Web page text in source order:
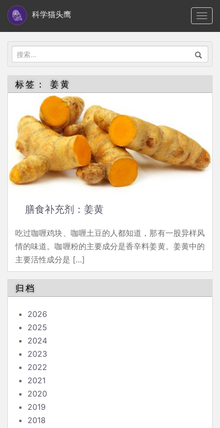
i
科学猫头鹰
搜
索：
标签： 姜黄
膳食补充剂：姜黄
吃过咖喱鸡块、咖喱土豆的人都知道，那有一股异样风
情的味道。咖喱粉的主要成分是香辛料姜黄。姜黄中的
主要活性成分是 […]
归档
2026
2025
2024
2023
2022
2021
2020
2019
2018